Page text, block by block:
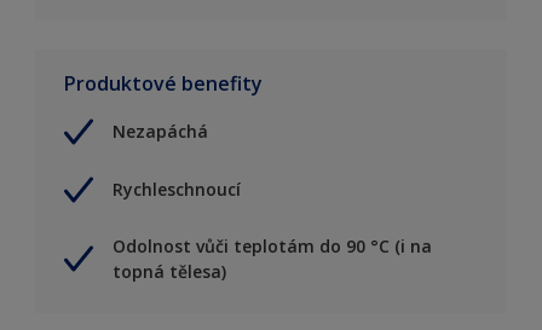
Produktové benefity
Nezapáchá
Rychleschnoucí
Odolnost vůči teplotám do 90 °C (i na
topná tělesa)